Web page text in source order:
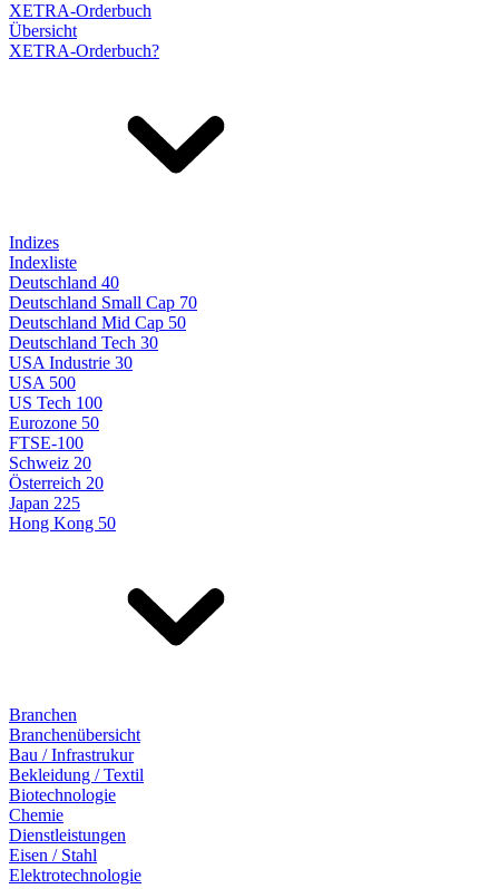
XETRA-Orderbuch
Übersicht
XETRA-Orderbuch?
Indizes
Indexliste
Deutschland 40
Deutschland Small Cap 70
Deutschland Mid Cap 50
Deutschland Tech 30
USA Industrie 30
USA 500
US Tech 100
Eurozone 50
FTSE-100
Schweiz 20
Österreich 20
Japan 225
Hong Kong 50
Branchen
Branchenübersicht
Bau / Infrastrukur
Bekleidung / Textil
Biotechnologie
Chemie
Dienstleistungen
Eisen / Stahl
Elektrotechnologie